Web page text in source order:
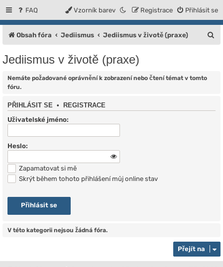
FAQ Přihlásit se
Registrace
Vzorník barev
Obsah fóra Jediismus Jediismus v životě (praxe)
Jediismus v životě (praxe)
Nemáte požadované oprávnění k zobrazení nebo čtení témat v tomto
fóru.
PŘIHLÁSIT SE • REGISTRACE
Uživatelské jméno:
Heslo:
Zapamatovat si mě
Skrýt během tohoto přihlášení můj online stav
V této kategorii nejsou žádná fóra.
Přejít na